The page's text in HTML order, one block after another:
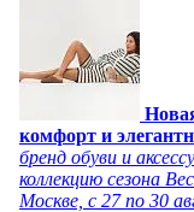
комфорт и
бренд обуви и
коллекцию сезона
Москве, с 27 по 30